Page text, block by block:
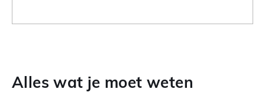
Alles wat je moet weten